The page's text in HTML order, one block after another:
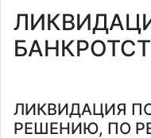
ЛИКВИДАЦИЯ
РЕШЕНИЮ, ПО